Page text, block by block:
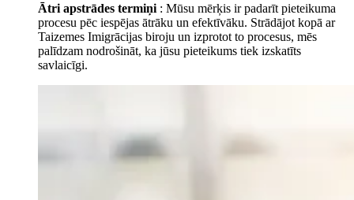
Ātri apstrādes termiņi : Mūsu mērķis ir padarīt pieteikuma
procesu pēc iespējas ātrāku un efektīvāku. Strādājot kopā ar
Taizemes Imigrācijas biroju un izprotot to procesus, mēs
palīdzam nodrošināt, ka jūsu pieteikums tiek izskatīts
savlaicīgi.